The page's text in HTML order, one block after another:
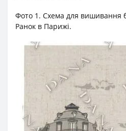
Фото 1. Схема для вишивання
Ранок в Парижі.